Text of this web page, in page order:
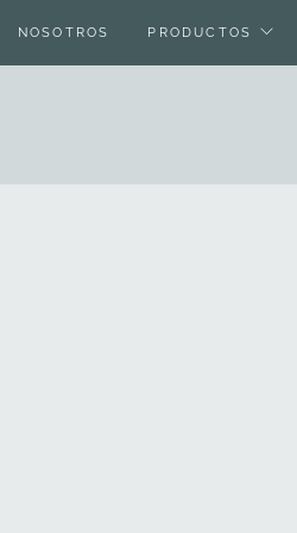
NOSOTROS PRODUCTOS